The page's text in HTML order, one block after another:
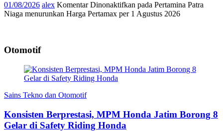
01/08/2026 alex Komentar Dinonaktifkan pada Pertamina Patra
Niaga menurunkan Harga Pertamax per 1 Agustus 2026
Otomotif
Sains Tekno dan Otomotif
Konsisten Berprestasi, MPM Honda Jatim Borong 8
Gelar di Safety Riding Honda